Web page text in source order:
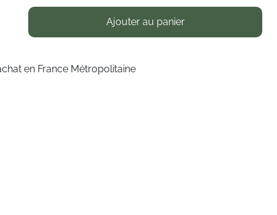
Ajouter au panier
en France Métropolitaine